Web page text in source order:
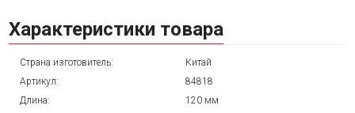
Характеристики товара
Страна изготовитель:
Китай
Артикул:
84818
Длина:
120 мм